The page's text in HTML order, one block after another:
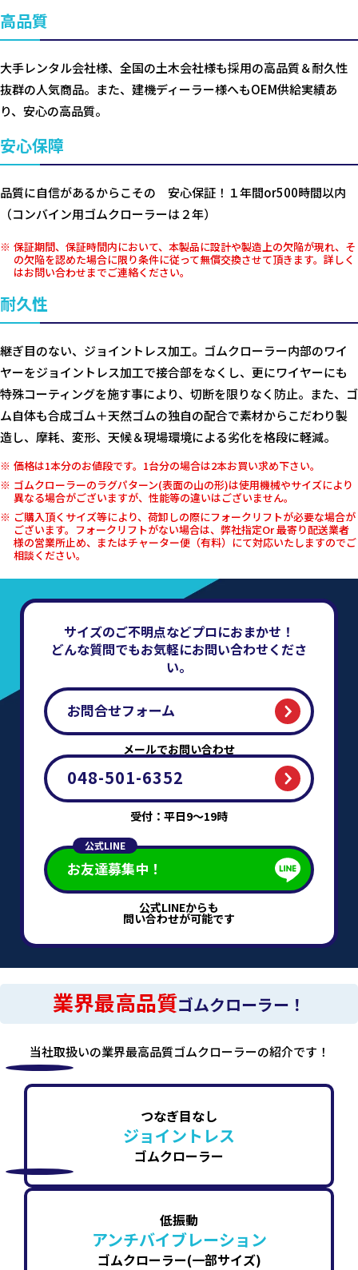
高品質
大手レンタル会社様、全国の土木会社様も採用の高品質＆耐久性
抜群の人気商品。また、建機ディーラー様へもOEM供給実績あ
り、安心の高品質。
安心保障
品質に自信があるからこその 安心保証！１年間or500時間以内
（コンバイン用ゴムクローラーは２年）
保証期間、保証時間内において、本製品に設計や製造上の欠陥が現れ、そ
の欠陥を認めた場合に限り条件に従って無償交換させて頂きます。詳しく
はお問い合わせまでご連絡ください。
耐久性
継ぎ目のない、ジョイントレス加工。ゴムクローラー内部のワイ
ヤーをジョイントレス加工で接合部をなくし、更にワイヤーにも
特殊コーティングを施す事により、切断を限りなく防止。また、ゴ
ム自体も合成ゴム＋天然ゴムの独自の配合で素材からこだわり製
造し、摩耗、変形、天候＆現場環境による劣化を格段に軽減。
価格は1本分のお値段です。1台分の場合は2本お買い求め下さい。
ゴムクローラーのラグパターン(表面の山の形)は使用機械やサイズにより
異なる場合がございますが、性能等の違いはございません。
ご購入頂くサイズ等により、荷卸しの際にフォークリフトが必要な場合が
ございます。フォークリフトがない場合は、弊社指定Or 最寄り配送業者
様の営業所止め、またはチャーター便（有料）にて対応いたしますのでご
相談ください。
サイズのご不明点などプロにおまかせ！
どんな質問でもお気軽にお問い合わせくださ
い。
お問合せフォーム
メールでお問い合わせ
048-501-6352
受付：平日9～19時
公式LINE
お友達募集中！
公式LINEからも
問い合わせが可能です
業界最高品質ゴムクローラー！
当社取扱いの業界最高品質ゴムクローラーの紹介です！
つなぎ目なし
ジョイントレス
ゴムクローラー
低振動
アンチバイブレーション
ゴムクローラー(一部サイズ)